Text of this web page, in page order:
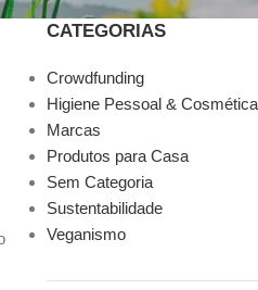
CATEGORIAS
Crowdfunding
Higiene Pessoal & Cosmética
Marcas
Produtos para Casa
Sem Categoria
Sustentabilidade
Veganismo